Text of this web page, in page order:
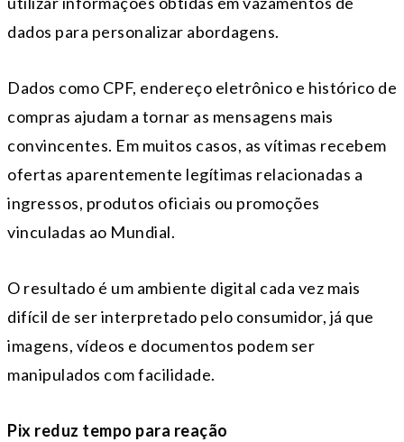
dados para personalizar abordagens.
Dados como CPF, endereço eletrônico e histórico de
compras ajudam a tornar as mensagens mais
convincentes. Em muitos casos, as vítimas recebem
ofertas aparentemente legítimas relacionadas a
ingressos, produtos oficiais ou promoções
vinculadas ao Mundial.
O resultado é um ambiente digital cada vez mais
difícil de ser interpretado pelo consumidor, já que
imagens, vídeos e documentos podem ser
manipulados com facilidade.
Pix reduz tempo para reação